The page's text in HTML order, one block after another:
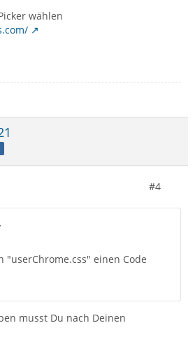
wählen
#4
"userChrome.css" einen Code
musst Du nach Deinen